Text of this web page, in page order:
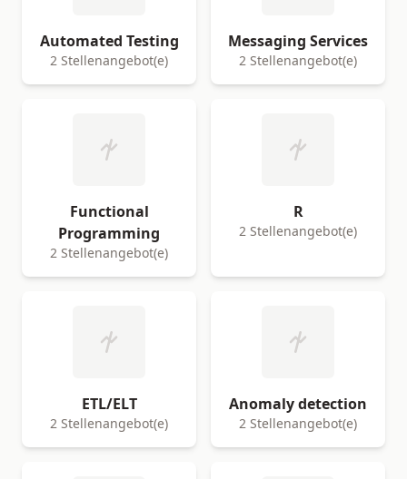
Automated Testing
2 Stellenangebot(e)
Messaging Services
2 Stellenangebot(e)
Functional
Programming
2 Stellenangebot(e)
R
2 Stellenangebot(e)
ETL/ELT
2 Stellenangebot(e)
Anomaly detection
2 Stellenangebot(e)